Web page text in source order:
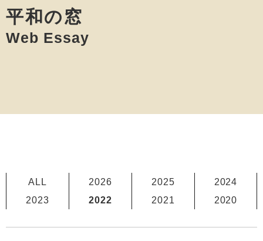
平和の窓
Web Essay
ALL 2026 2025
2024
2023
2022 2021 2020